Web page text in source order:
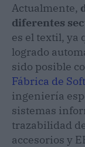
Actualmente,
diferentes
es el textil, ya
logrado
sido posible
Fábrica de
ingeniería
sistemas
trazabilidad
accesorios y